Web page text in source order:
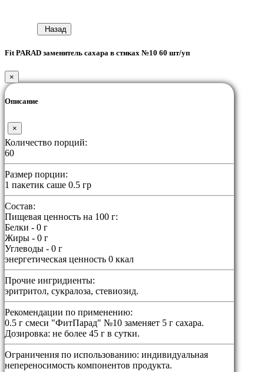
Назад
Fit PARAD заменитель сахара в стиках №10 60 шт/уп
×
Описание
×
Количество порций:
60
Размер порции:
1 пакетик саше 0.5 гр
Состав:
Пищевая ценность на 100 г:
Белки - 0 г
Жиры - 0 г
Углеводы - 0 г
энергетическая ценность 0 ккал
Прочие ингридиенты:
эритритол, сукралоза, стевиозид.
Рекомендации по применению:
0.5 г смеси "ФитПарад" №10 заменяет 5 г сахара.
Дозировка: не более 45 г в сутки.
Ограничения по использованию: индивидуальная
непереносимость компонентов продукта.